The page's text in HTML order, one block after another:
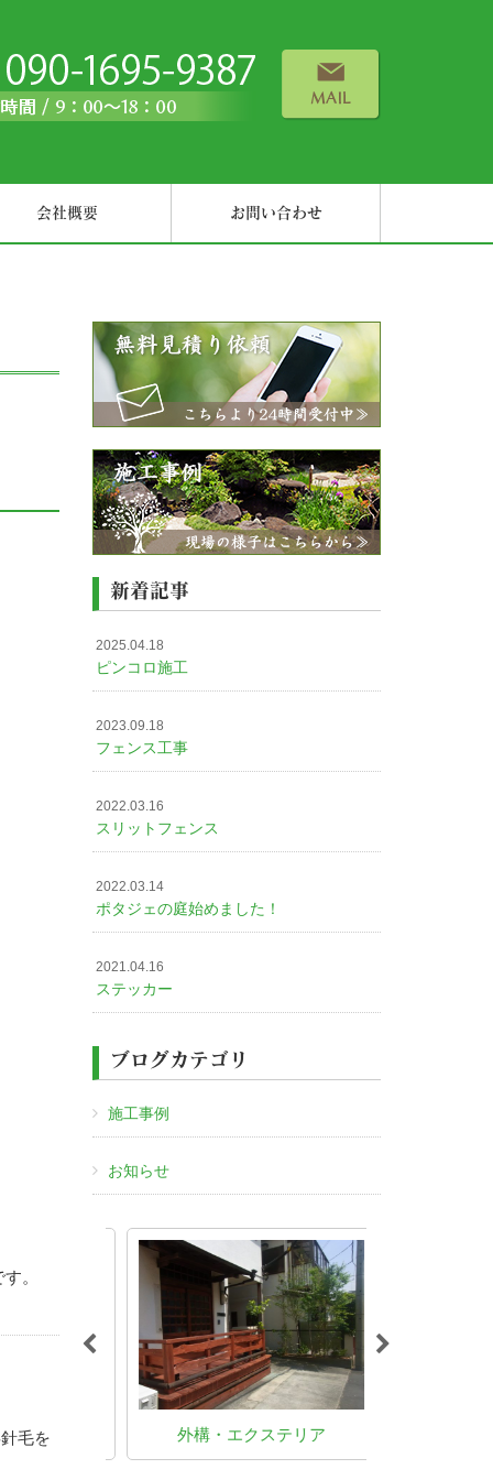
会社概要 お問い合わせ
。
毛を
新着記事
2025.04.18
ピンコロ施工
2023.09.18
フェンス工事
2022.03.16
スリットフェンス
2022.03.14
ポタジェの庭始めました！
2021.04.16
ステッカー
ブログカテゴリ
施工事例
お知らせ
外構・エクステリア